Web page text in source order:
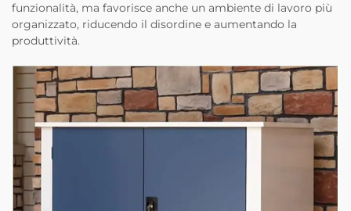
funzionalità, ma favorisce anche un ambiente di lavoro più
organizzato, riducendo il disordine e aumentando la
produttività.